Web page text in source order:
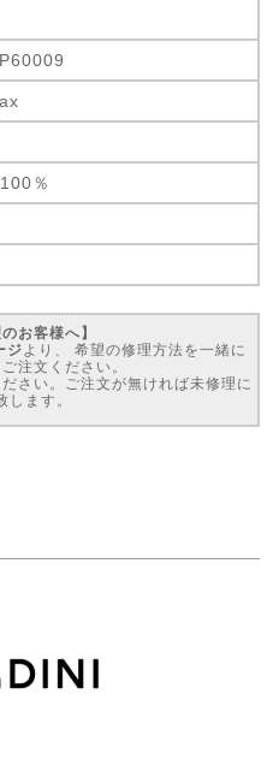
％
お客様へ】
ジより、 希望の修理方法を一緒に
注文ください。
さい。ご注文が無ければ未修理に
します。